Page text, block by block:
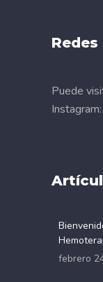
Puede
Instagram:
febrero